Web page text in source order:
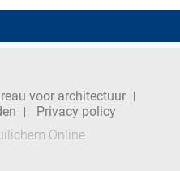
voor architectuur
Privacy policy
Online